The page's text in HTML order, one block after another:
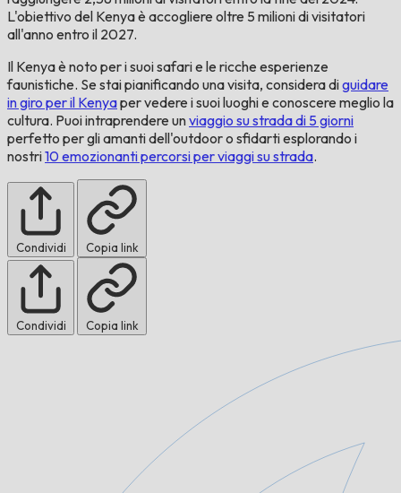
L'obiettivo del Kenya è accogliere oltre 5 milioni di visitatori
all'anno entro il 2027.
Il Kenya è noto per i suoi safari e le ricche esperienze
faunistiche. Se stai pianificando una visita, considera diguidare
in giro per il Kenyaper vedere i suoi luoghi e conoscere meglio la
cultura. Puoi intraprendere unviaggio su strada di 5 giorni
perfetto per gli amanti dell'outdoor o sfidarti esplorando i
nostri10 emozionanti percorsi per viaggi su strada.
Condividi Copia link
Condividi Copia link